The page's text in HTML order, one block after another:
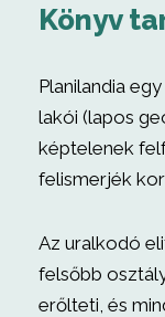
Könyv
Planilandia
lakói (lapos
képtelenek
felismerjék
Az uralkodó
felsőbb
erőlteti, és